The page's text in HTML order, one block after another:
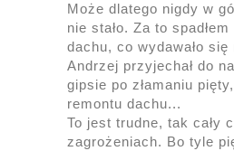
Może dlatego nigdy w
nie stało. Za to spadłem
dachu, co wydawało się
Andrzej przyjechał do
gipsie po złamaniu
remontu dachu...
To jest trudne, tak cały
zagrożeniach. Bo tyle